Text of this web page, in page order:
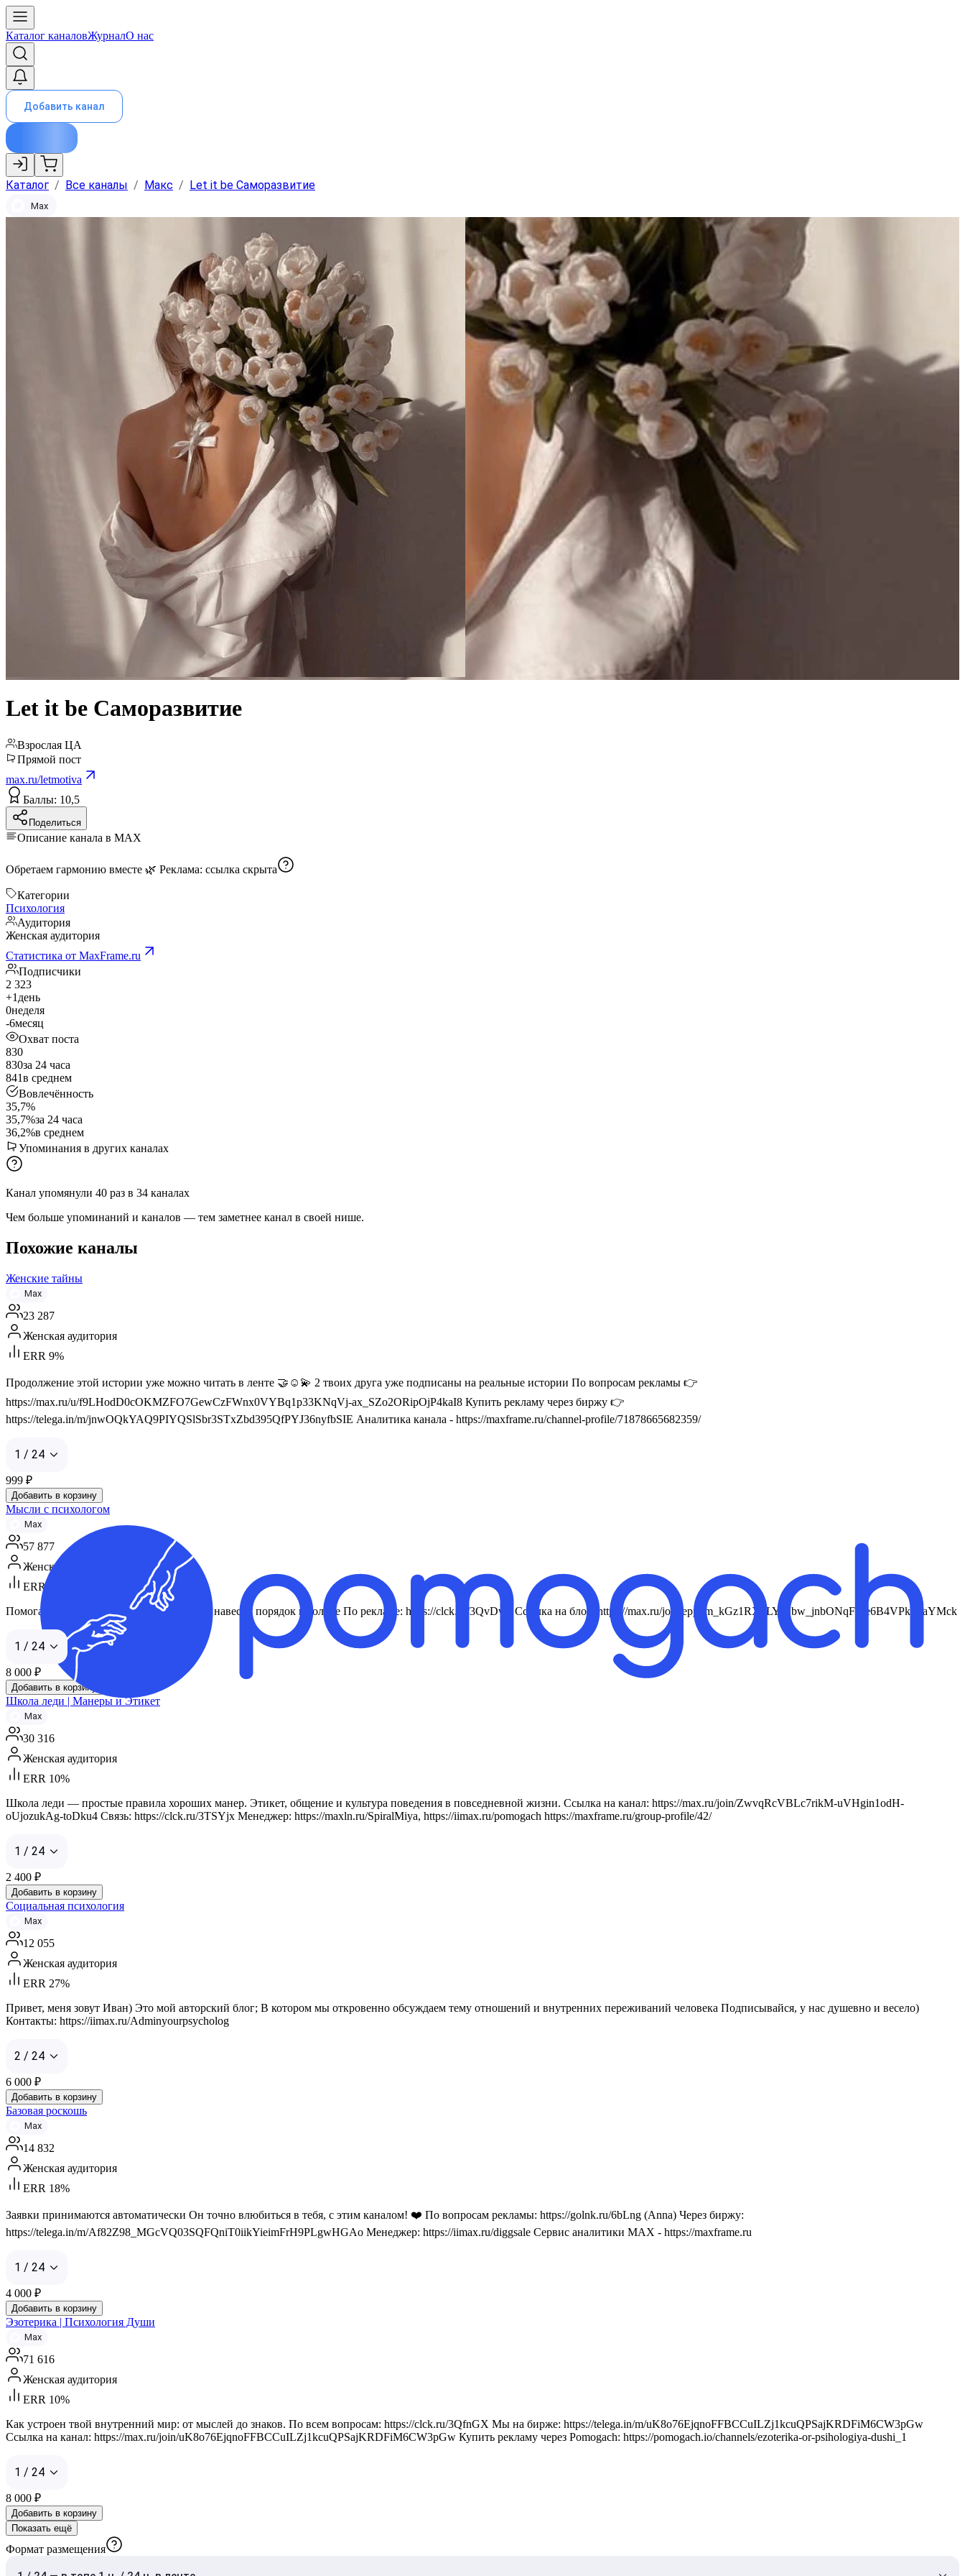
Каталог каналовЖурналО нас
Добавить канал
Каталог / Все каналы / Макс / Let it be Саморазвитие
Max
Let it be Саморазвитие
Взрослая ЦА
Прямой пост
max.ru/letmotiva
Баллы: 10,5
Поделиться
Описание канала в MAX
Обретаем гармонию вместе 🌿 Реклама: ссылка скрыта
Категории
Психология
Аудитория
Женская аудитория
Статистика от MaxFrame.ru
Подписчики
2 323
+1 день
0неделя
-6месяц
Охват поста
830
830за 24 часа
841в среднем
Вовлечённость
35,7%
35,7%за 24 часа
36,2%в среднем
Упоминания в других каналах
Канал упомянули 40 раз в 34 каналах
Чем больше упоминаний и каналов — тем заметнее канал в своей нише.
Похожие каналы
Женские тайны
Max
23 287
Женская аудитория
ERR 9%
Продолжение этой истории уже можно читать в ленте 🤝☺️💫 2 твоих друга уже подписаны на реальные истории По вопросам рекламы 👉
https://max.ru/u/f9LHodD0cOKMZFO7GewCzFWnx0VYBq1p33KNqVj-ax_SZo2ORipOjP4kaI8 Купить рекламу через биржу 👉
https://telega.in/m/jnwOQkYAQ9PIYQSlSbr3STxZbd395QfPYJ36nyfbSIE Аналитика канала - https://maxframe.ru/channel-profile/71878665682359/
1 / 24
999 ₽
Добавить в корзину
Мысли с психологом
Max
57 877
Женская аудитория
ERR 13%
Помогаем «выдохнуть», убрать тревогу и навести порядок в голове По рекламе: https://clck.ru/3QvDvC Ссылка на блог: https://max.ru/join/eppkm_kGz1RXxLYrLbw_jnbONqFLle6B4VPkFkaYMck
1 / 24
8 000 ₽
Добавить в корзину
Школа леди | Манеры и Этикет
Max
30 316
Женская аудитория
ERR 10%
Школа леди — простые правила хороших манер. Этикет, общение и культура поведения в повседневной жизни. Ссылка на канал: https://max.ru/join/ZwvqRcVBLc7rikM-uVHgin1odH-
oUjozukAg-toDku4 Связь: https://clck.ru/3TSYjx Менеджер: https://maxln.ru/SpiralMiya, https://iimax.ru/pomogach https://maxframe.ru/group-profile/42/
1 / 24
2 400 ₽
Добавить в корзину
Социальная психология
Max
12 055
Женская аудитория
ERR 27%
Привет, меня зовут Иван) Это мой авторский блог; В котором мы откровенно обсуждаем тему отношений и внутренних переживаний человека Подписывайся, у нас душевно и весело)
Контакты: https://iimax.ru/Adminyourpsycholog
2 / 24
6 000 ₽
Добавить в корзину
Базовая роскошь
Max
14 832
Женская аудитория
ERR 18%
Заявки принимаются автоматически Он точно влюбиться в тебя, с этим каналом! ❤️ По вопросам рекламы: https://golnk.ru/6bLng (Anna) Через биржу:
https://telega.in/m/Af82Z98_MGcVQ03SQFQniT0iikYieimFrH9PLgwHGAo Менеджер: https://iimax.ru/diggsale Сервис аналитики MAX - https://maxframe.ru
1 / 24
4 000 ₽
Добавить в корзину
Эзотерика | Психология Души
Max
71 616
Женская аудитория
ERR 10%
Как устроен твой внутренний мир: от мыслей до знаков. По всем вопросам: https://clck.ru/3QfnGX Мы на бирже: https://telega.in/m/uK8o76EjqnoFFBCCuILZj1kcuQPSajKRDFiM6CW3pGw
Ссылка на канал: https://max.ru/join/uK8o76EjqnoFFBCCuILZj1kcuQPSajKRDFiM6CW3pGw Купить рекламу через Pomogach: https://pomogach.io/channels/ezoterika-or-psihologiya-dushi_1
1 / 24
8 000 ₽
Добавить в корзину
Показать ещё
Формат размещения